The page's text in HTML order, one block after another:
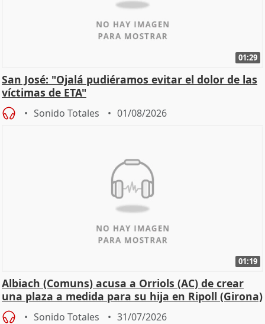
01:29
San José: "Ojalá pudiéramos evitar el dolor de las
víctimas de ETA"
Sonido Totales 01/08/2026
01:19
Albiach (Comuns) acusa a Orriols (AC) de crear
una plaza a medida para su hija en Ripoll (Girona)
Sonido Totales 31/07/2026